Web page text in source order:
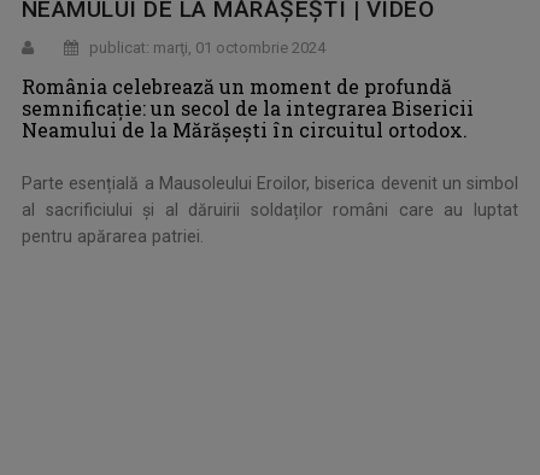
NEAMULUI DE LA MĂRĂȘEȘTI | VIDEO
publicat: marţi, 01 octombrie 2024
România celebrează un moment de profundă
semnificație: un secol de la integrarea Bisericii
Neamului de la Mărășești în circuitul ortodox.
Parte esențială a Mausoleului Eroilor, biserica devenit un simbol
al sacrificiului și al dăruirii soldaților români care au luptat
pentru apărarea patriei.